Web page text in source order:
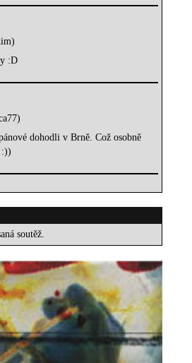
:D
dohodli v Brně. Což osobně
:))
soutěž.